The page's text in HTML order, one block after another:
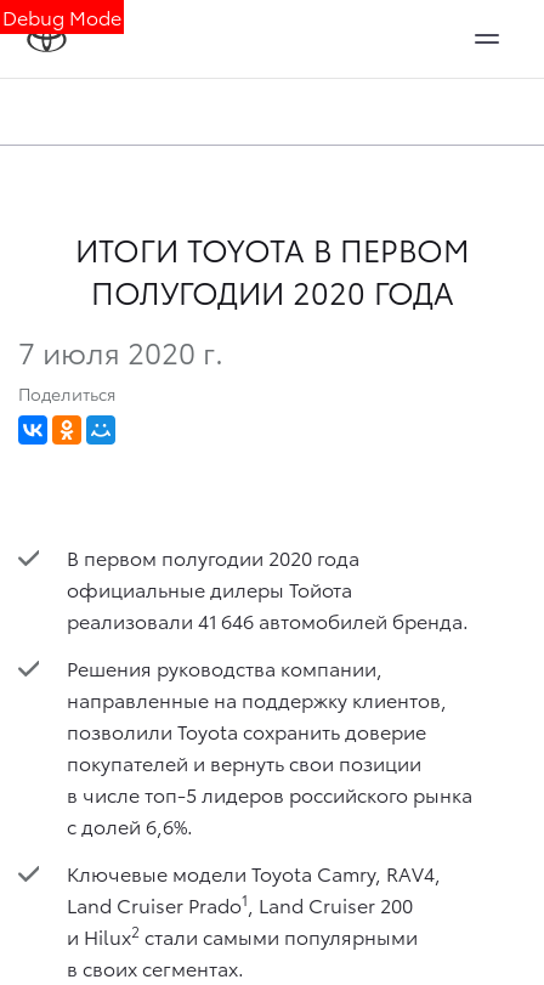
Debug Mode
ИТОГИ TOYOTA В ПЕРВОМ
ПОЛУГОДИИ 2020 ГОДА
7 июля 2020 г.
Поделиться
В первом полугодии 2020 года
официальные дилеры Тойота
реализовали 41 646 автомобилей бренда.
Решения руководства компании,
направленные на поддержку клиентов,
позволили Toyota сохранить доверие
покупателей и вернуть свои позиции
в числе топ-5 лидеров российского рынка
с долей 6,6%.
Ключевые модели Toyota Camry, RAV4,
Land Cruiser Prado1
, Land Cruiser 200
и Hilux2 стали самыми популярными
в своих сегментах.